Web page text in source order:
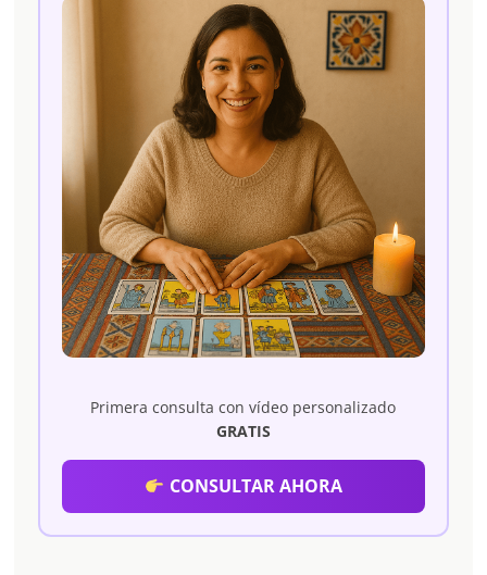
Primera consulta con vídeo personalizado
GRATIS
CONSULTAR AHORA